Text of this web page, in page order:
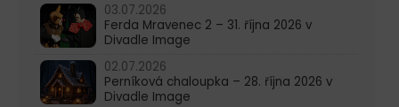
03.07.2026
Ferda Mravenec 2 – 31. října 2026 v
Divadle Image
02.07.2026
Perníková chaloupka – 28. října 2026 v
Divadle Image